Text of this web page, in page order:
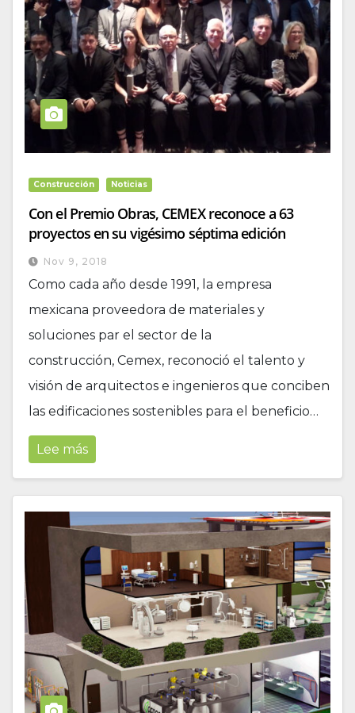
Construcción Noticias
Con el Premio Obras, CEMEX reconoce a 63
proyectos en su vigésimo séptima edición
Nov 9, 2018
Como cada año desde 1991, la empresa
mexicana proveedora de materiales y
soluciones par el sector de la
construcción, Cemex, reconoció el talento y
visión de arquitectos e ingenieros que conciben
las edificaciones sostenibles para el beneficio…
Lee más